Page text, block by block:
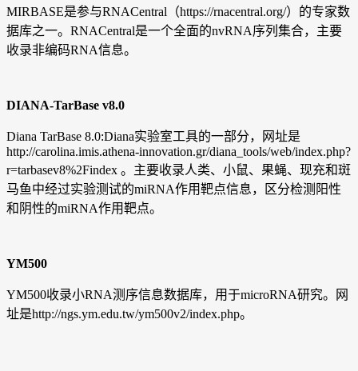
MIRBASE是参与RNACentral（https://rnacentral.org/）的专家数
据库之一。RNACentral是一个全面的nvRNA序列集合，主要
收录非编码RNA信息。
DIANA-TarBase v8.0
Diana TarBase 8.0:Diana实验室工具的一部分，网址是
http://carolina.imis.athena-innovation.gr/diana_tools/web/index.php?
r=tarbasev8%2Findex 。主要收录人类、小鼠、果蝇、现充和斑
马鱼中经过实验测试的miRNA作用靶点信息，区分检测阳性
和阴性的miRNA作用靶点。
YM500
YM500收录小RNA测序信息数据库，用于microRNA研究。网
址是http://ngs.ym.edu.tw/ym500v2/index.php。